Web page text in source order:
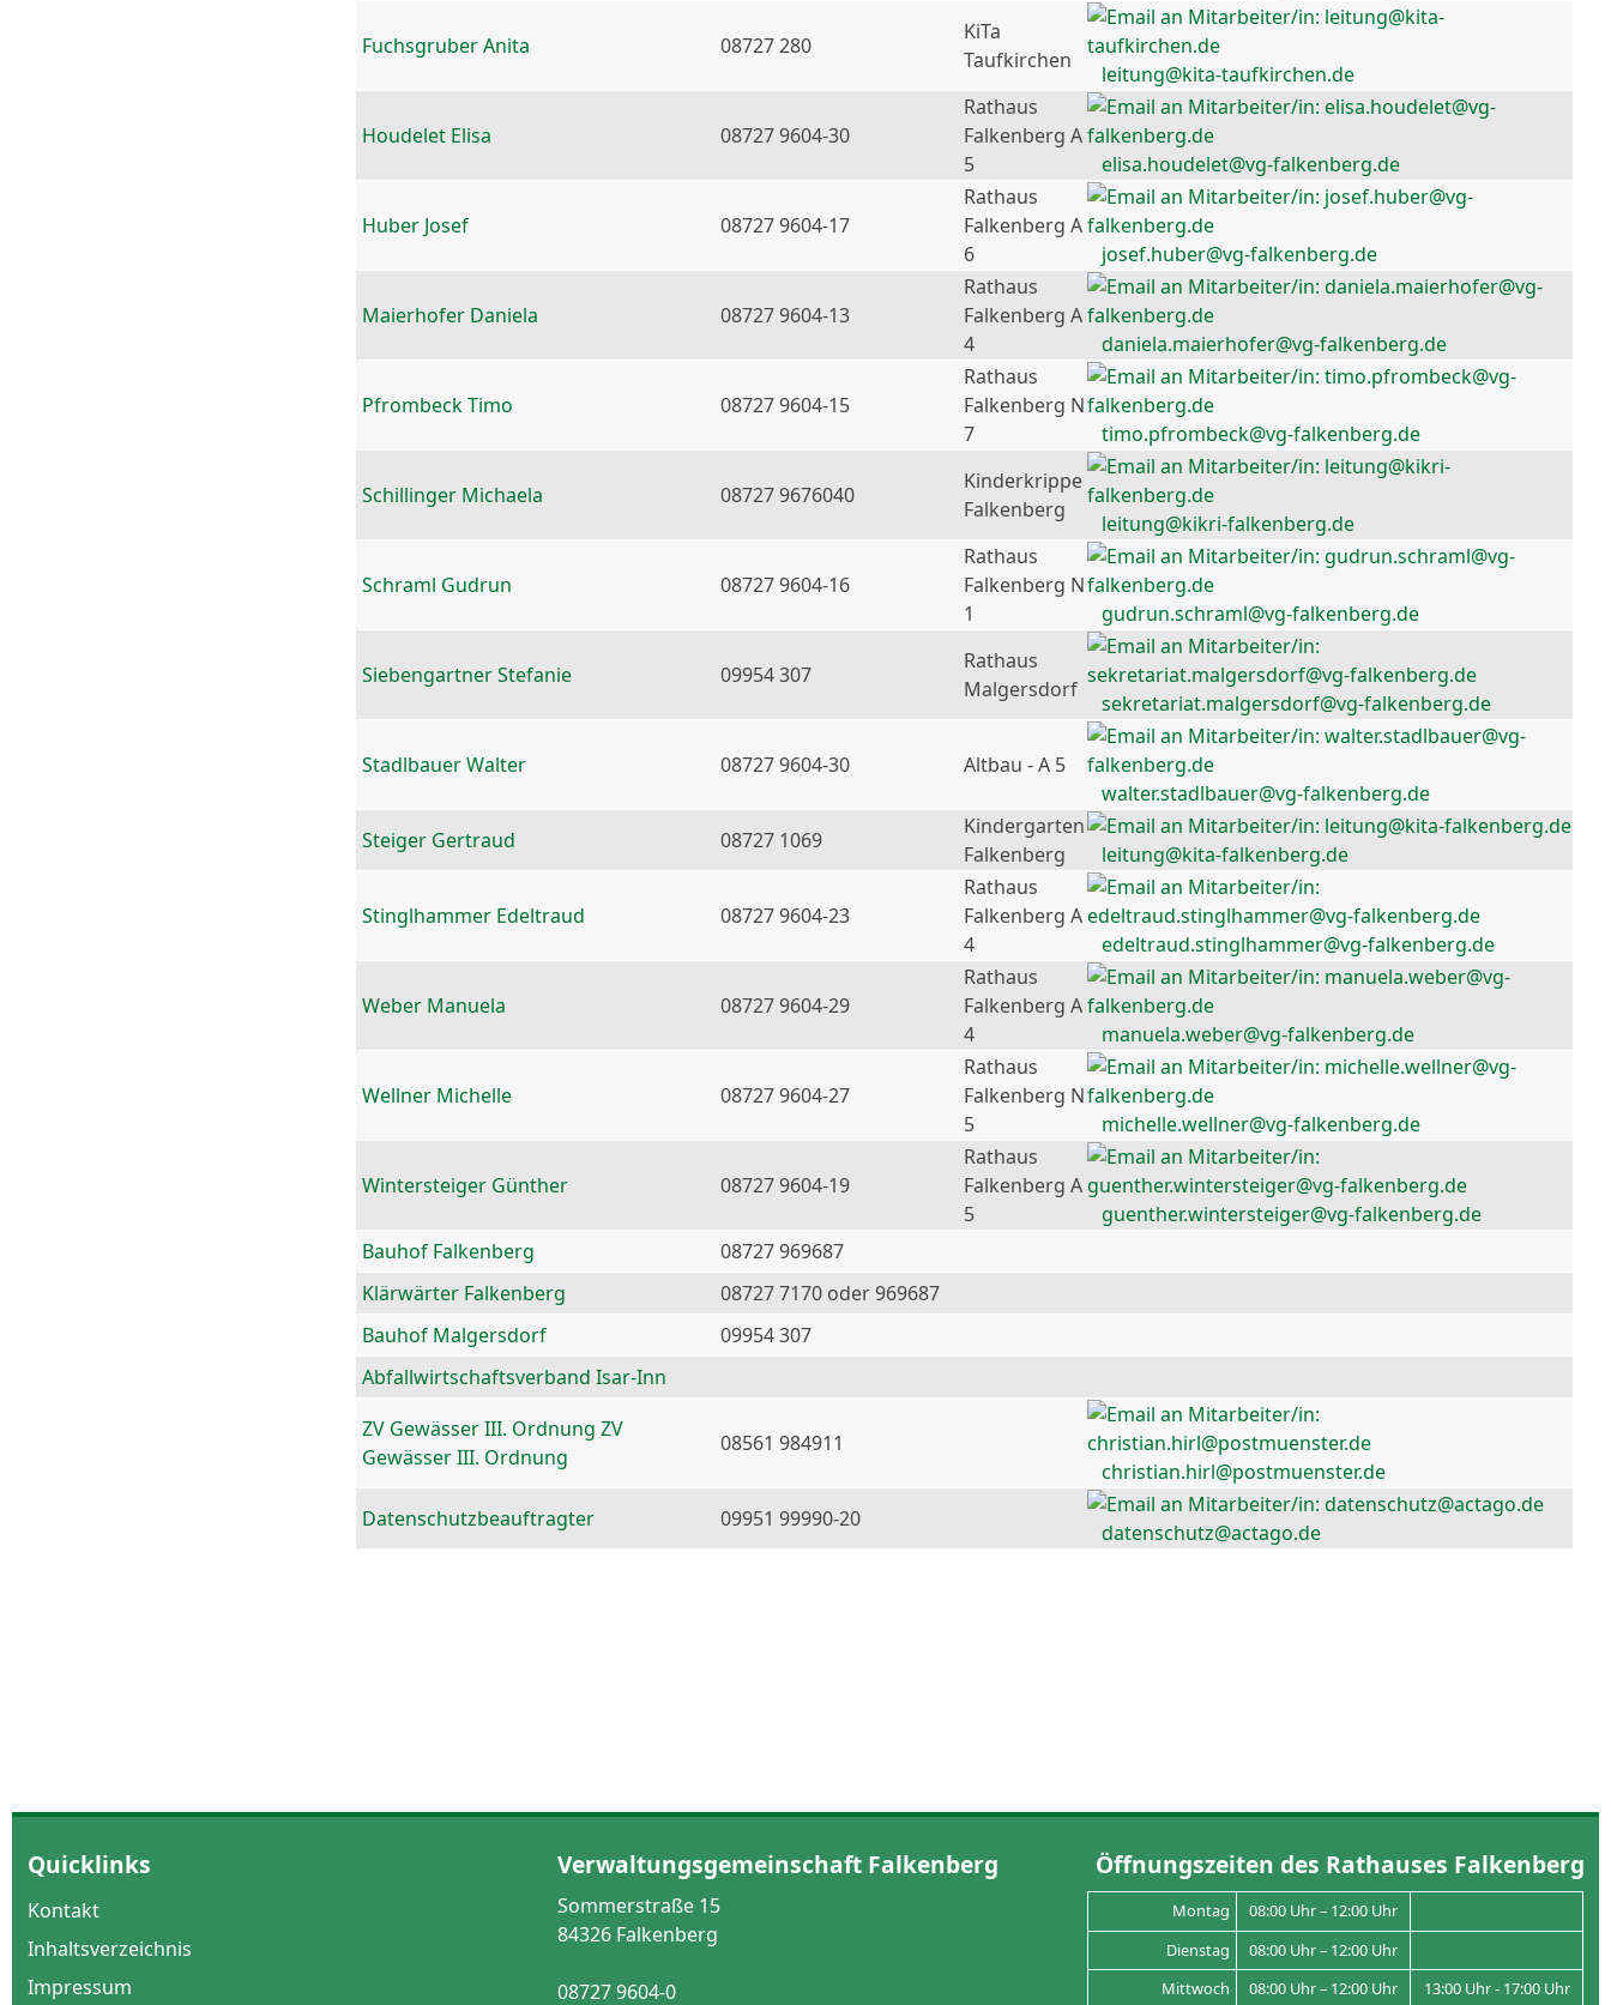
Fuchsgruber Anita 08727 280
KiTa
Taufkirchen
leitung@kita-taufkirchen.de
Houdelet Elisa 08727 9604-30
Rathaus
Falkenberg A
5
elisa.houdelet@vg-falkenberg.de
Huber Josef 08727 9604-17
Rathaus
Falkenberg A
6
josef.huber@vg-falkenberg.de
Maierhofer Daniela 08727 9604-13
Rathaus
Falkenberg A
4
daniela.maierhofer@vg-falkenberg.de
Pfrombeck Timo 08727 9604-15
Rathaus
Falkenberg N
7
timo.pfrombeck@vg-falkenberg.de
Schillinger Michaela 08727 9676040
Kinderkrippe
Falkenberg
leitung@kikri-falkenberg.de
Schraml Gudrun 08727 9604-16
Rathaus
Falkenberg N
1
gudrun.schraml@vg-falkenberg.de
Siebengartner Stefanie 09954 307
Rathaus
Malgersdorf
sekretariat.malgersdorf@vg-falkenberg.de
Stadlbauer Walter 08727 9604-30
Altbau - A 5
walter.stadlbauer@vg-falkenberg.de
Steiger Gertraud
08727 1069
Kindergarten
Falkenberg
leitung@kita-falkenberg.de
Stinglhammer Edeltraud 08727 9604-23
Rathaus
Falkenberg A
4
edeltraud.stinglhammer@vg-falkenberg.de
Weber Manuela 08727 9604-29
Rathaus
Falkenberg A
4
manuela.weber@vg-falkenberg.de
Wellner Michelle 08727 9604-27
Rathaus
Falkenberg N
5
michelle.wellner@vg-falkenberg.de
Wintersteiger Günther 08727 9604-19
Rathaus
Falkenberg A
5
guenther.wintersteiger@vg-falkenberg.de
Bauhof Falkenberg
08727 969687
Klärwärter Falkenberg
08727 7170 oder 969687
Bauhof Malgersdorf
09954 307
Abfallwirtschaftsverband Isar-Inn
ZV Gewässer III. Ordnung ZV
Gewässer III. Ordnung
08561 984911
christian.hirl@postmuenster.de
Datenschutzbeauftragter
09951 99990-20
datenschutz@actago.de
Quicklinks
Kontakt
Inhaltsverzeichnis
Impressum
Verwaltungsgemeinschaft Falkenberg
Sommerstraße 15
84326 Falkenberg
08727 9604-0
Öffnungszeiten des Rathauses Falkenberg
Montag
08:00 Uhr – 12:00 Uhr
Dienstag
08:00 Uhr – 12:00 Uhr
Mittwoch
08:00 Uhr – 12:00 Uhr 13:00 Uhr - 17:00 Uhr